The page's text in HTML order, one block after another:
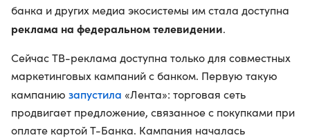
банка и других медиа экосистемы им стала доступна
реклама на федеральном телевидении.
Сейчас ТВ-реклама доступна только для совместных
маркетинговых кампаний с банком. Первую такую
кампанию запустила «Лента»: торговая сеть
продвигает предложение, связанное с покупками при
оплате картой Т-Банка. Кампания началась